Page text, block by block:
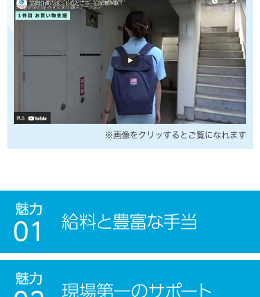
※画像をクリッするとご覧になれます